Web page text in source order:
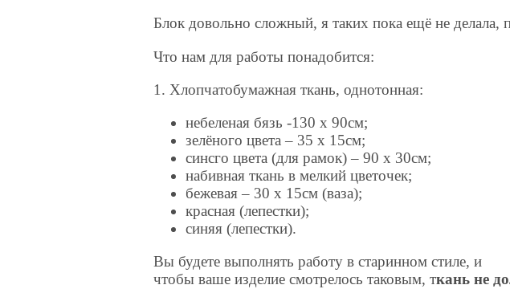
Блок довольно сложный, я таких пока ещё не делала,
Что нам для работы понадобится:
1. Хлопчатобумажная ткань, однотонная:
небеленая бязь -130 х 90см;
зелёного цвета – 35 х 15см;
синсго цвета (для рамок) – 90 х 30см;
набивная ткань в мелкий цветочек;
бежевая – 30 х 15см (ваза);
красная (лепестки);
синяя (лепестки).
Вы будете выполнять работу в старинном стиле, и
чтобы ваше изделие смотрелось таковым, ткань не